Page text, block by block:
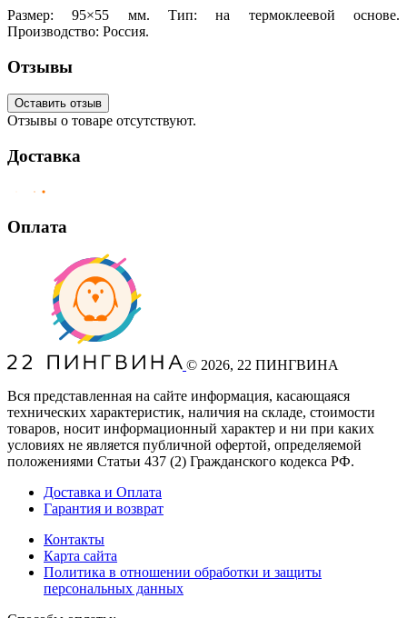
Размер: 95×55 мм. Тип: на термоклеевой основе.
Производство: Россия.
Отзывы
Оставить отзыв
Отзывы о товаре отсутствуют.
Доставка
Оплата
© 2026, 22 ПИНГВИНА
Вся представленная на сайте информация, касающаяся
технических характеристик, наличия на складе, стоимости
товаров, носит информационный характер и ни при каких
условиях не является публичной офертой, определяемой
положениями Статьи 437 (2) Гражданского кодекса РФ.
Доставка и Оплата
Гарантия и возврат
Контакты
Карта сайта
Политика в отношении обработки и защиты
персональных данных